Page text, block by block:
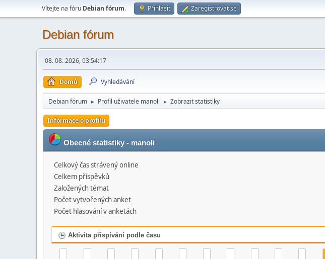
Vítejte na fóru Debian fórum. Přihlásit Zaregistrovat se
Debian fórum
08. 08. 2026, 03:54:17
Domů Vyhledávání
Debian fórum ► Profil uživatele manoli ► Zobrazit statistiky
Informace o profilu
Obecné statistiky - manoli
Celkový čas strávený online
Celkem příspěvků
Založených témat
Počet vytvořených anket
Počet hlasování v anketách
Aktivita přispívání podle času